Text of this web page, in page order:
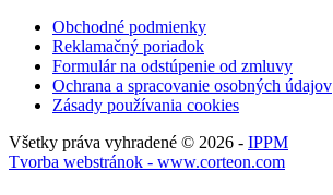
Obchodné podmienky
Reklamačný poriadok
Formulár na odstúpenie od zmluvy
Ochrana a spracovanie osobných údajov
Zásady používania cookies
Všetky práva vyhradené © 2026 - IPPM
Tvorba webstránok - www.corteon.com